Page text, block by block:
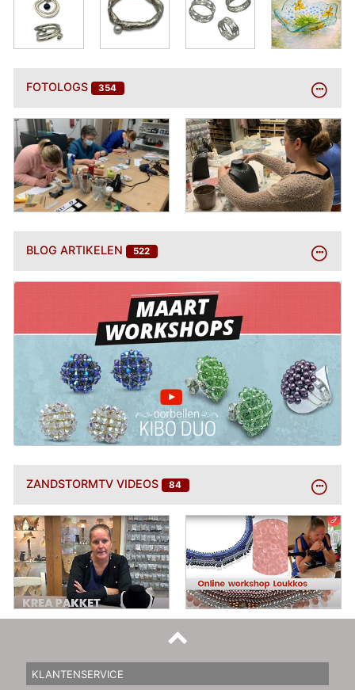
FOTOLOGS 354
BEKIJK
MEER
BLOG ARTIKELEN 522
BEKIJK
MEER
ZANDSTORMTV VIDEOS 84
BEKIJK
MEER
KLANTENSERVICE